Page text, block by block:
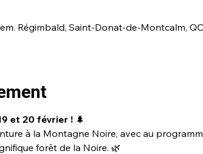
Régimbald, Saint-Donat-de-Montcalm,
et 20 février ! 🌲
à la Montagne Noire, avec au
forêt de la Noire. 🌿